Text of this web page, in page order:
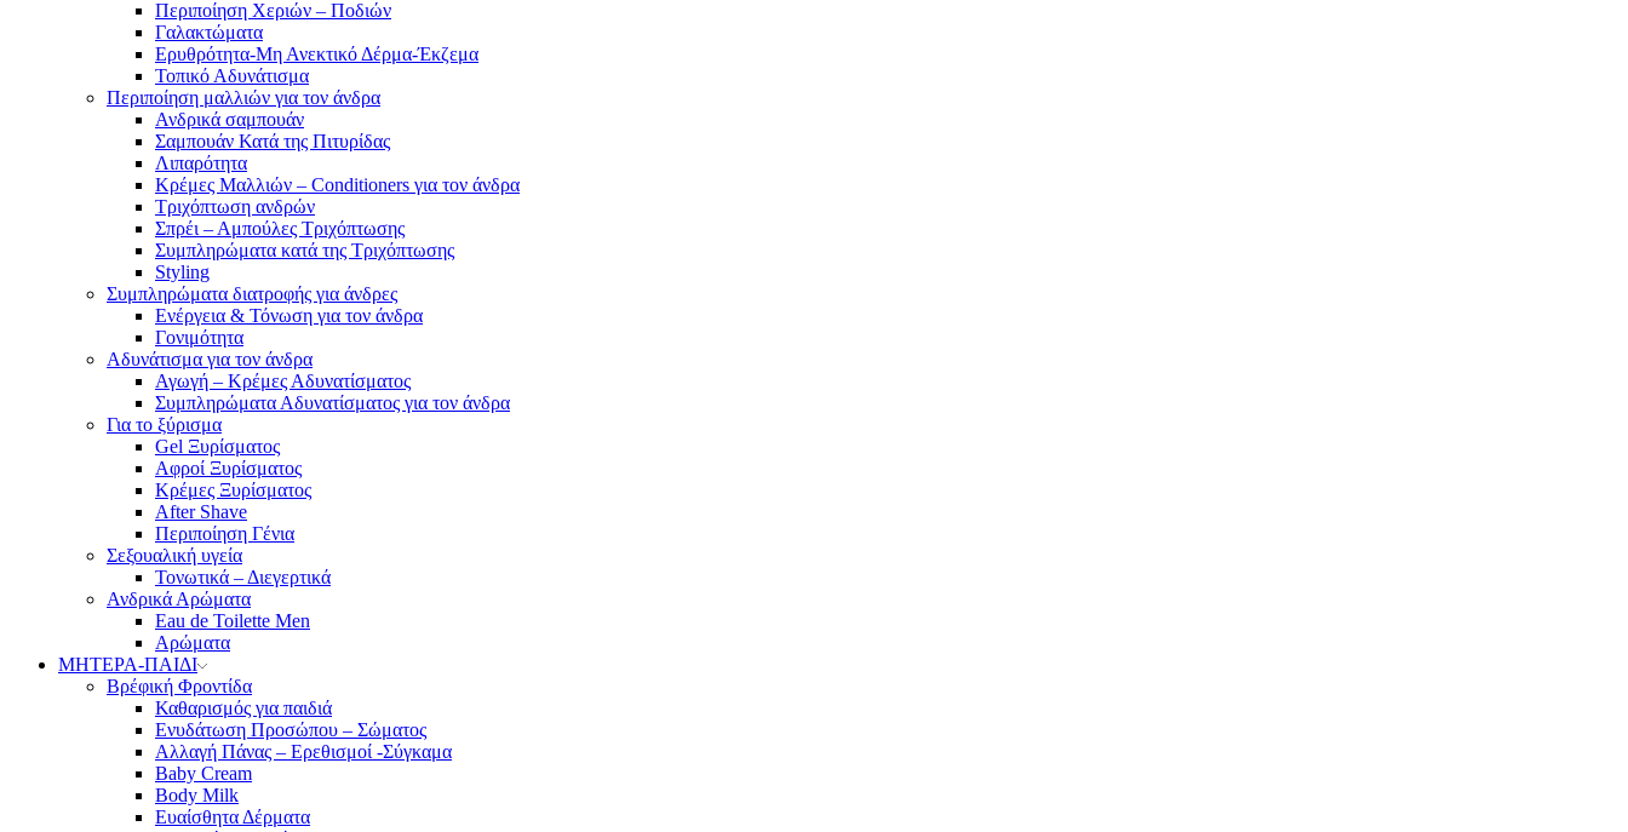
Περιποίηση Χεριών – Ποδιών
Γαλακτώματα
Ερυθρότητα-Μη Ανεκτικό Δέρμα-Έκζεμα
Τοπικό Αδυνάτισμα
Περιποίηση μαλλιών για τον άνδρα
Ανδρικά σαμπουάν
Σαμπουάν Κατά της Πιτυρίδας
Λιπαρότητα
Κρέμες Μαλλιών – Conditioners για τον άνδρα
Τριχόπτωση ανδρών
Σπρέι – Αμπούλες Τριχόπτωσης
Συμπληρώματα κατά της Τριχόπτωσης
Styling
Συμπληρώματα διατροφής για άνδρες
Ενέργεια & Τόνωση για τον άνδρα
Γονιμότητα
Αδυνάτισμα για τον άνδρα
Αγωγή – Κρέμες Αδυνατίσματος
Συμπληρώματα Αδυνατίσματος για τον άνδρα
Για το ξύρισμα
Gel Ξυρίσματος
Αφροί Ξυρίσματος
Κρέμες Ξυρίσματος
After Shave
Περιποίηση Γένια
Σεξουαλική υγεία
Τονωτικά – Διεγερτικά
Ανδρικά Αρώματα
Eau de Toilette Men
Αρώματα
ΜΗΤΕΡΑ-ΠΑΙΔΙ
Βρέφική Φροντίδα
Καθαρισμός για παιδιά
Ενυδάτωση Προσώπου – Σώματος
Αλλαγή Πάνας – Ερεθισμοί -Σύγκαμα
Baby Cream
Body Milk
Ευαίσθητα Δέρματα